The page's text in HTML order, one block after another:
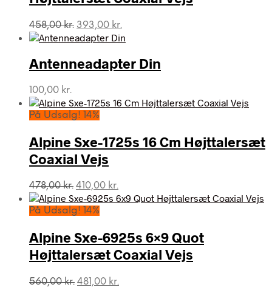
458,00kr. Den
oprindelige
var:
458,00 kr..
393,00 kr.
aktuelle
er:
393,00 kr..
Antenneadapter Din
100,00 kr.
På Udsalg! 14%
Alpine Sxe-1725s 16 Cm Højttalersæt
Coaxial Vejs
478,00kr. Den
oprindelige
pris
478,00 kr..
410,00 kr.
aktuelle
410,00 kr..
På Udsalg! 14%
Alpine Sxe-6925s 6×9 Quot
Højttalersæt Coaxial Vejs
560,00kr. Den
481,00 kr.